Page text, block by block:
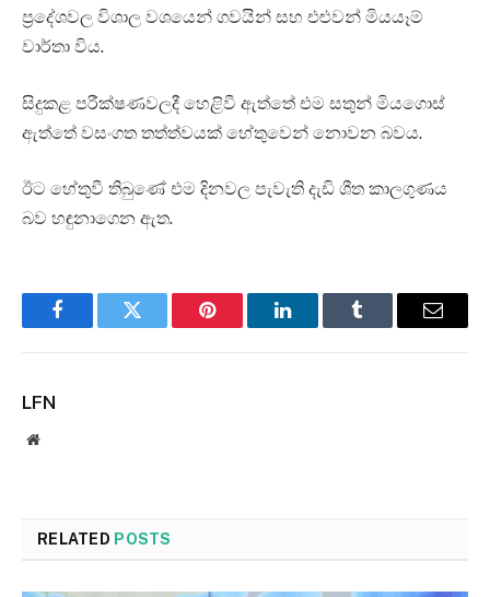
ප්‍රදේශවල විශාල වශයෙන් ගවයින් සහ එළුවන් මියයෑම්
වාර්තා විය.
සිදුකළ පරීක්ෂණවලදී හෙළිවී ඇත්තේ එම සතුන් මියගොස්
ඇත්තේ වසංගත තත්ත්වයක් හේතුවෙන් නොවන බවය.
ඊට හේතුවී තිබුණේ එම දිනවල පැවැති දැඩි ශීත කාලගුණය
බව හඳුනාගෙන ඇත.
FacebookTwitter Pinterest LinkedInTumblr Email
LFN
Website
RELATED POSTS